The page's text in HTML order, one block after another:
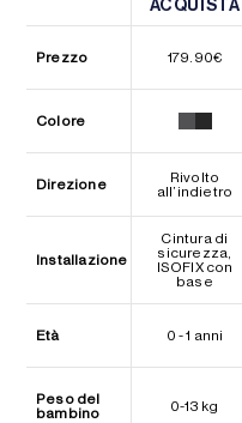
ACQUISTA
ACQUISTA
Prezzo 179.90€
Colore
Direzione
Rivolto
all’indietro
Installazione
Cintura di
sicurezza,
ISOFIX con
base
Età 0 - 1 anni
Peso del
bambino
0-13 kg